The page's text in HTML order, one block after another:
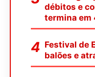
débitos e
termina em
Festival de
balões e